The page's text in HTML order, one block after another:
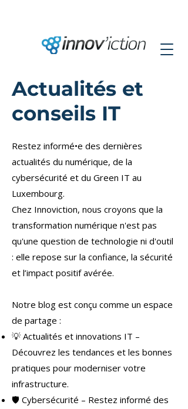
Actualités et
conseils IT
Restez informé•e des dernières
actualités du numérique, de la
cybersécurité et du Green IT au
Luxembourg.
Chez Innoviction, nous croyons que la
transformation numérique n'est pas
qu'une question de technologie ni d'outil
: elle repose sur la confiance, la sécurité
et l’impact positif avérée.
Notre blog est conçu comme un espace
de partage :
💡 Actualités et innovations IT –
Découvrez les tendances et les bonnes
pratiques pour moderniser votre
infrastructure.
🛡 Cybersécurité – Restez informé des